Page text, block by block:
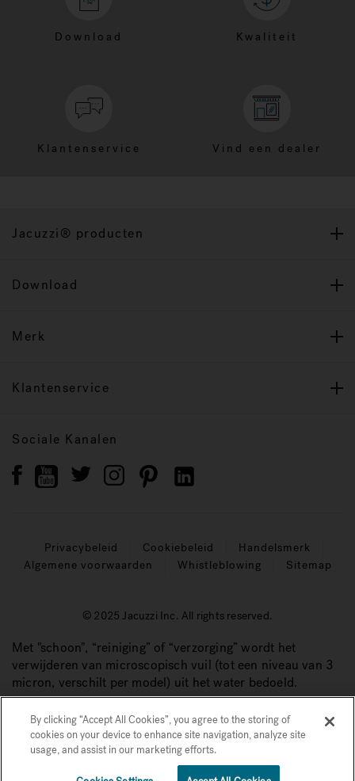
€€€€
Download Kwaliteit
Klantenservice Vind een dealer
Jacuzzi® producten
Download
Merk
Klantenservice
Sociale Kanalen
Privacybeleid Cookiebeleid
Handelsmerk
Algemene voorwaarden
Whistleblowing Sitemap
© 2025 Jacuzzi Inc. All rights reserved.
Met "schoon", “reiniging” of “verzorging” wordt het
verwijderen van microscopisch vuil (tot een niveau van 3
micron, verschilt per model) uit het water bedoeld.
By clicking “Accept All Cookies”, you agree to the storing of
cookies on your device to enhance site navigation, analyze site
usage, and assist in our marketing efforts.